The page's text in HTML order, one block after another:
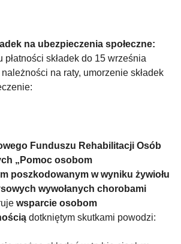
na ubezpieczenia społeczne:
składek do 15 września
należności na raty, umorzenie składek
Funduszu Rehabilitacji Osób
„Pomoc osobom
poszkodowanym w wyniku żywiołu
wywołanych chorobami
wsparcie osobom
dotkniętym skutkami powodzi: